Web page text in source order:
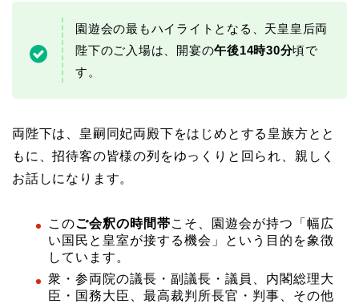
園遊会の最もハイライトとなる、天皇皇后両
陛下のご入場は、開宴の午後14時30分頃で
す。
両陛下は、皇嗣同妃両殿下をはじめとする皇族方とと
もに、招待客の皆様の列をゆっくりと回られ、親しく
お話しになります。
このご会釈の時間帯こそ、園遊会が持つ「幅広
い国民と皇室が接する機会」という目的を象徴
しています。
衆・参両院の議長・副議長・議員、内閣総理大
臣・国務大臣、最高裁判所長官・判事、その他